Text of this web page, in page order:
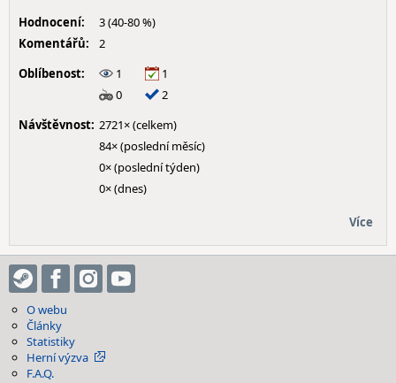
Hodnocení:
3 (40-80 %)
Komentářů:
2
Oblíbenost:
1
1
0
2
Návštěvnost: 2721× (celkem)
84× (poslední měsíc)
0× (poslední týden)
0× (dnes)
Více
O webu
Články
Statistiky
Herní výzva
F.A.Q.